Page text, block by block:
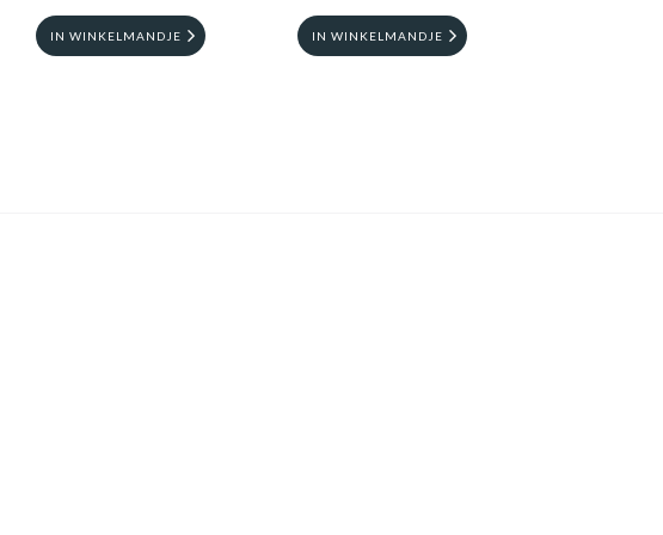
IN WINKELMANDJE IN WINKELMANDJE